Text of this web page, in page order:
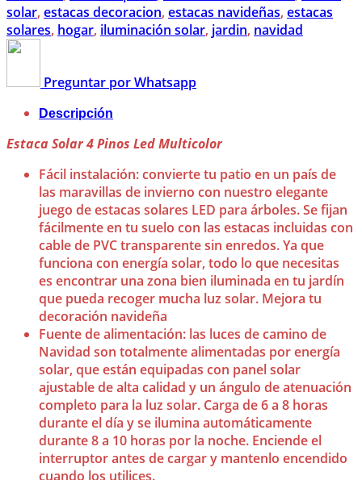
solar, estacas decoracion, estacas navideñas, estacas
solares, hogar, iluminación solar, jardin, navidad
Preguntar por Whatsapp
Descripción
Estaca Solar 4 Pinos Led Multicolor
Fácil instalación: convierte tu patio en un país de
las maravillas de invierno con nuestro elegante
juego de estacas solares LED para árboles. Se fijan
fácilmente en tu suelo con las estacas incluidas con
cable de PVC transparente sin enredos. Ya que
funciona con energía solar, todo lo que necesitas
es encontrar una zona bien iluminada en tu jardín
que pueda recoger mucha luz solar. Mejora tu
decoración navideña
Fuente de alimentación: las luces de camino de
Navidad son totalmente alimentadas por energía
solar, que están equipadas con panel solar
ajustable de alta calidad y un ángulo de atenuación
completo para la luz solar. Carga de 6 a 8 horas
durante el día y se ilumina automáticamente
durante 8 a 10 horas por la noche. Enciende el
interruptor antes de cargar y mantenlo encendido
cuando los utilices.